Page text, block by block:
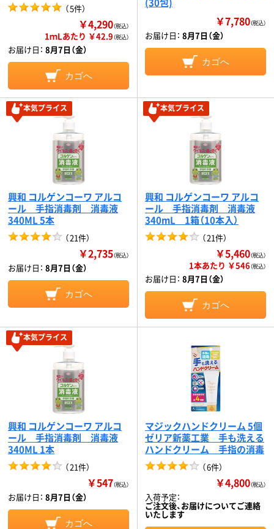
（5件）
￥4,290（税込）
1ｍLあたり ￥42.9（税込）
お届け日： 8月7日（金）
カゴへ
￥7,780（税込）
お届け日： 8月7日（金）
カゴへ
本気プライス
興和 コルゲンコーワ アルコ
ール 手指消毒剤 消毒液
340ML 5本
（21件）
￥2,735（税込）
お届け日： 8月7日（金）
カゴへ
本気プライス
興和 コルゲンコーワ アルコ
ール 手指消毒剤 消毒液
340mL 1箱（10本入）
（21件）
￥5,460（税込）
1本あたり ￥546（税込）
お届け日： 8月7日（金）
カゴへ
本気プライス
興和 コルゲンコーワ アルコ
ール 手指消毒剤 消毒液
340ML 1本
（21件）
￥547（税込）
お届け日： 8月7日（金）
カゴへ
マジックハンドクリーム 5個
ゼリア新薬工業 手も洗える
ハンドクリーム 手指の消毒
（6件）
￥4,800（税込）
入荷予定：
ご注文後、お届けについてご連絡
いたします